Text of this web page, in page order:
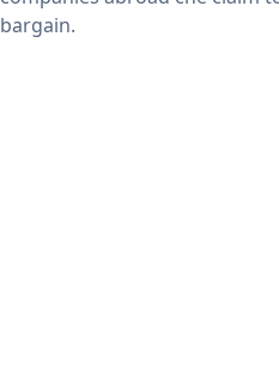
bargain.